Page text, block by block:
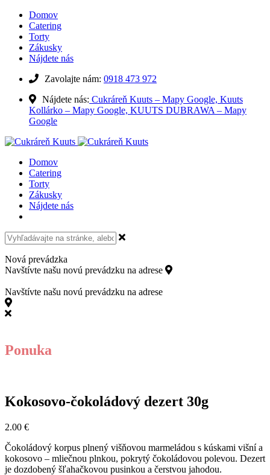
Domov
Catering
Torty
Zákusky
Nájdete nás
Zavolajte nám: 0918 473 972
Nájdete nás: Cukráreň Kuuts – Mapy Google, Kuuts
Kollárko – Mapy Google, KUUTS DUBRAWA – Mapy
Google
Domov
Catering
Torty
Zákusky
Nájdete nás
Nová prevádzka
Navštívte našu novú prevádzku na adrese
Navštívte našu novú prevádzku na adrese
Ponuka
Kokosovo-čokoládový dezert 30g
2.00 €
Čokoládový korpus plnený višňovou marmeládou s kúskami višní a
kokosovo – mliečnou plnkou, pokrytý čokoládovou polevou. Dezert
je dozdobený šľahačkovou pusinkou a čerstvou jahodou.